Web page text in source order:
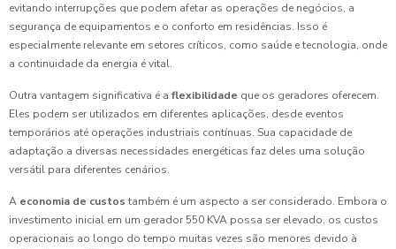
evitando interrupções que podem afetar as operações de negócios, a
segurança de equipamentos e o conforto em residências. Isso é
especialmente relevante em setores críticos, como saúde e tecnologia, onde
a continuidade da energia é vital.
Outra vantagem significativa é a flexibilidade que os geradores oferecem.
Eles podem ser utilizados em diferentes aplicações, desde eventos
temporários até operações industriais contínuas. Sua capacidade de
adaptação a diversas necessidades energéticas faz deles uma solução
versátil para diferentes cenários.
A economia de custos também é um aspecto a ser considerado. Embora o
investimento inicial em um gerador 550 KVA possa ser elevado, os custos
operacionais ao longo do tempo muitas vezes são menores devido à